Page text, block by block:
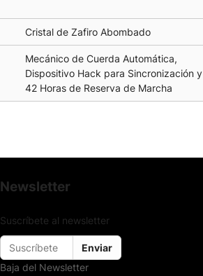
Cristal de Zafiro Abombado
Mecánico de Cuerda Automática,
Dispositivo Hack para Sincronización y
42 Horas de Reserva de Marcha
Newsletter
Suscríbete al newsletter
Enviar
Baja del Newsletter